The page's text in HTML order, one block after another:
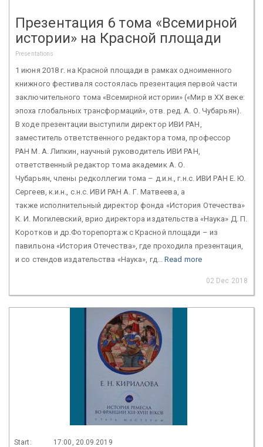
Презентация 6 тома «Всемирной
истории» на Красной площади
Presentations
1 июня 2018 г. на Красной площади в рамках одноименного
книжного фестиваля состоялась презентация первой части
заключительного тома «Всемирной истории» («Мир в XX веке:
эпоха глобальных трансформаций», отв. ред. А. О. Чубарьян).
В ходе презентации выступили директор ИВИ РАН,
заместитель ответственного редактора тома, профессор
РАН М. А. Липкин, научный руководитель ИВИ РАН,
ответственный редактор тома академик А. О.
Чубарьян, члены редколлегии тома – д.и.н., г.н.с. ИВИ РАН Е. Ю.
Сергеев, к.и.н., с.н.с. ИВИ РАН А. Г. Матвеева, а
также исполнительный директор фонда «История Отечества»
К. И. Могилевский, врио директора издательства «Наука» Д. П.
Коротков и др.Фоторепортаж с Красной площади – из
павильона «История Отечества», где проходила презентация,
и со стендов издательства «Наука», гд...Read more
02 Dec 2018
Start: 17:00, 20.09.2019